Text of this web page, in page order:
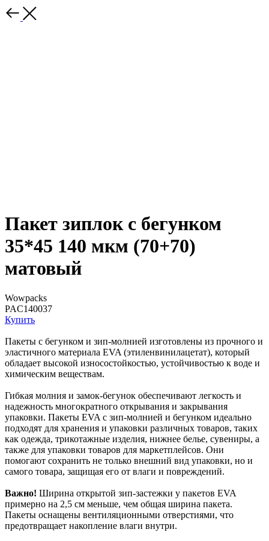
Пакет зиплок с бегунком
35*45 140 мкм (70+70)
матовый
Wowpacks
PAC140037
Купить
Пакеты с бегунком и зип-молнией изготовлены из прочного и
эластичного материала EVA (этиленвинилацетат), который
обладает высокой износостойкостью, устойчивостью к воде и
химическим веществам.
Гибкая молния и замок-бегунок обеспечивают легкость и
надежность многократного открывания и закрывания
упаковки. Пакеты EVA с зип-молнией и бегунком идеально
подходят для хранения и упаковки различных товаров, таких
как одежда, трикотажные изделия, нижнее белье, сувениры, а
также для упаковки товаров для маркетплейсов. Они
помогают сохранить не только внешний вид упаковки, но и
самого товара, защищая его от влаги и повреждений.
Важно! Ширина открытой зип-застежки у пакетов EVA
примерно на 2,5 см меньше, чем общая ширина пакета.
Пакеты оснащены вентиляционными отверстиями, что
предотвращает накопление влаги внутри.